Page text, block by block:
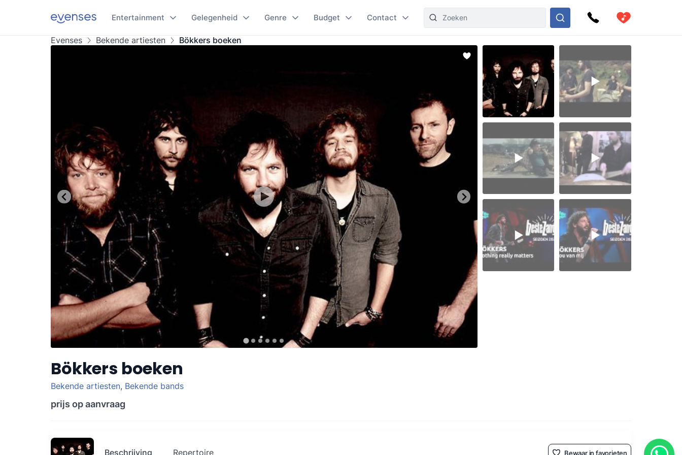
Entertainment Gelegenheid Genre Budget Contact
Evenses Bekende artiesten Bökkers boeken
Bökkers boeken
Bekende artiesten, Bekende bands
prijs op aanvraag
Beschrijving Repertoire Bewaar in favorieten